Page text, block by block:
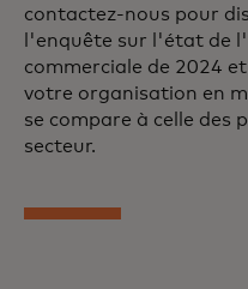
contactez-nous pour
l'enquête sur l'état de
commerciale de 2024
votre organisation en
se compare à celle des
secteur.